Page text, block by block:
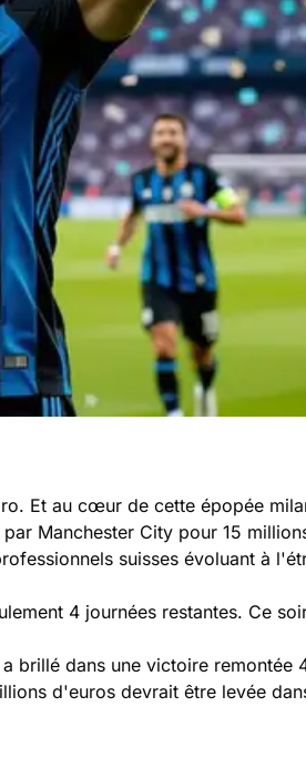
Et au cœur de cette épopée
Manchester City pour 15
suisses évoluant à
4 journées restantes. Ce
brillé dans une victoire remontée
d'euros devrait être levée